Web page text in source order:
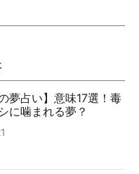
夢占い】意味17選！毒
に噛まれる夢？